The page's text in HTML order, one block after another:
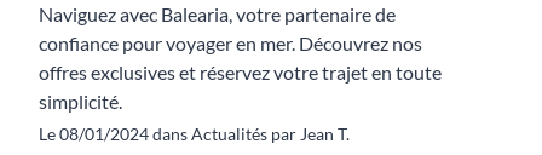
Naviguez avec Balearia, votre partenaire de
confiance pour voyager en mer. Découvrez nos
offres exclusives et réservez votre trajet en toute
simplicité.
Le 08/01/2024 dans Actualités par Jean T.